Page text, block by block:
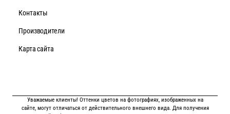
Контакты
Производители
Карта сайта
Уважаемые клиенты! Оттенки цветов на фотографиях, изображенных на
сайте, могут отличаться от действительного внешнего вида. Для получения